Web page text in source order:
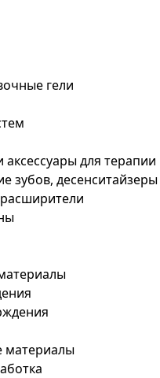
гели
для терапии
зубов, десенситайзеры
материалы